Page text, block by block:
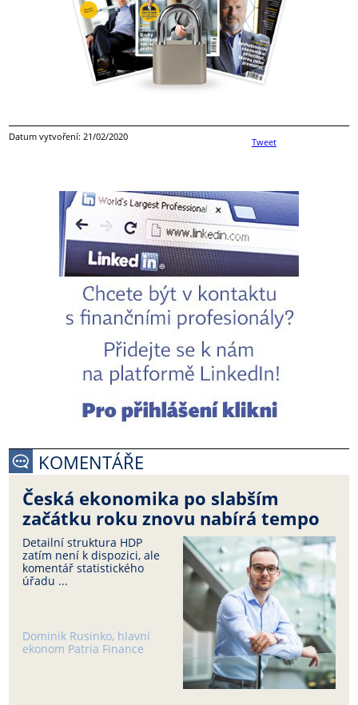
Tweet
Datum vytvoření: 21/02/2020
KOMENTÁŘE
Česká ekonomika po slabším
začátku roku znovu nabírá tempo
Detailní struktura HDP
zatím není k dispozici, ale
komentář statistického
úřadu ...
Dominik Rusinko, hlavní
ekonom Patria Finance